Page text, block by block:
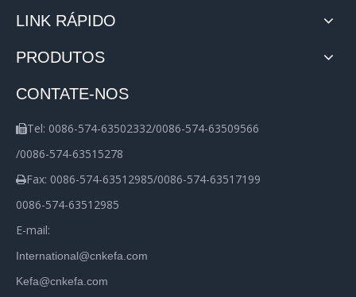
LINK RÁPIDO
PRODUTOS
CONTATE-NOS
Tel: 0086-574-63502332/0086-574-63509566
/0086-574-63515278
Fax: 0086-574-63512985/0086-574-63517199
0086-574-63512985
E-mail:
International@cnkefa.com
Kefa@cnkefa.com